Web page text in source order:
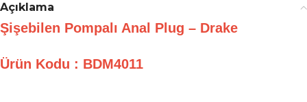
Açıklama
Şişebilen Pompalı Anal Plug – Drake
Ürün Kodu : BDM4011